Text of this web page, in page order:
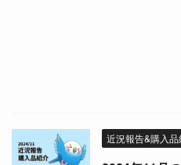
近況報告&購入